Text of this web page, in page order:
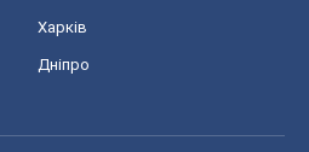
Харків
Дніпро